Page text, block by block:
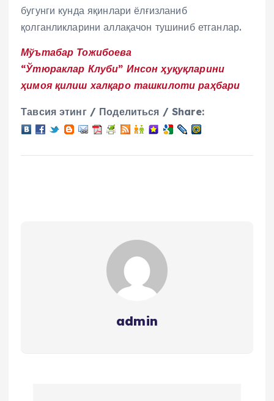
бугунги кунда яқинлари ёлғизланиб
қолганликларини аллақачон тушиниб етганлар.
Мўътабар Тожибоева
“Ўтюраклар Клуби” Инсон ҳуқуқларини
ҳимоя қилиш халқаро ташкилоти раҳбари
Тавсия этинг / Поделиться / Share:
admin